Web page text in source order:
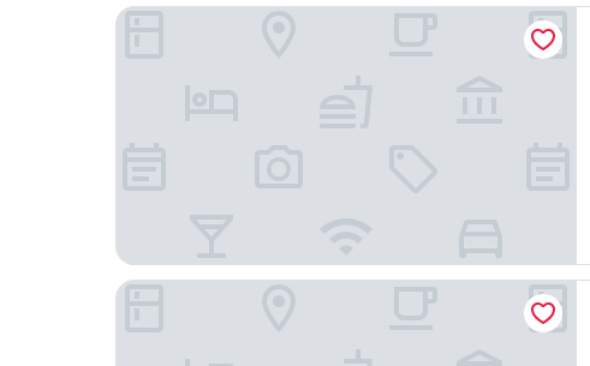
Horang Horang Pension
Sea Dragon Pension